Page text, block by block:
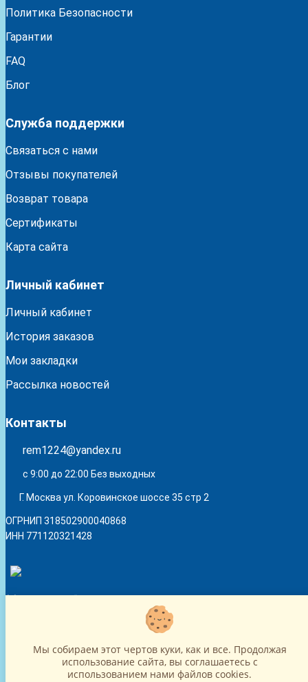
Политика Безопасности
Гарантии
FAQ
Блог
Служба поддержки
Связаться с нами
Отзывы покупателей
Возврат товара
Сертификаты
Карта сайта
Личный кабинет
Личный кабинет
История заказов
Мои закладки
Рассылка новостей
Контакты
rem1224@yandex.ru
с 9:00 до 22:00 Без выходных
Г. Москва ул. Коровинское шоссе 35 стр 2
ОГРНИП 318502900040868
ИНН 771120321428
Мы собираем этот чертов куки, как и все. Продолжая
использование сайта, вы соглашаетесь c
использованием нами файлов cookies.